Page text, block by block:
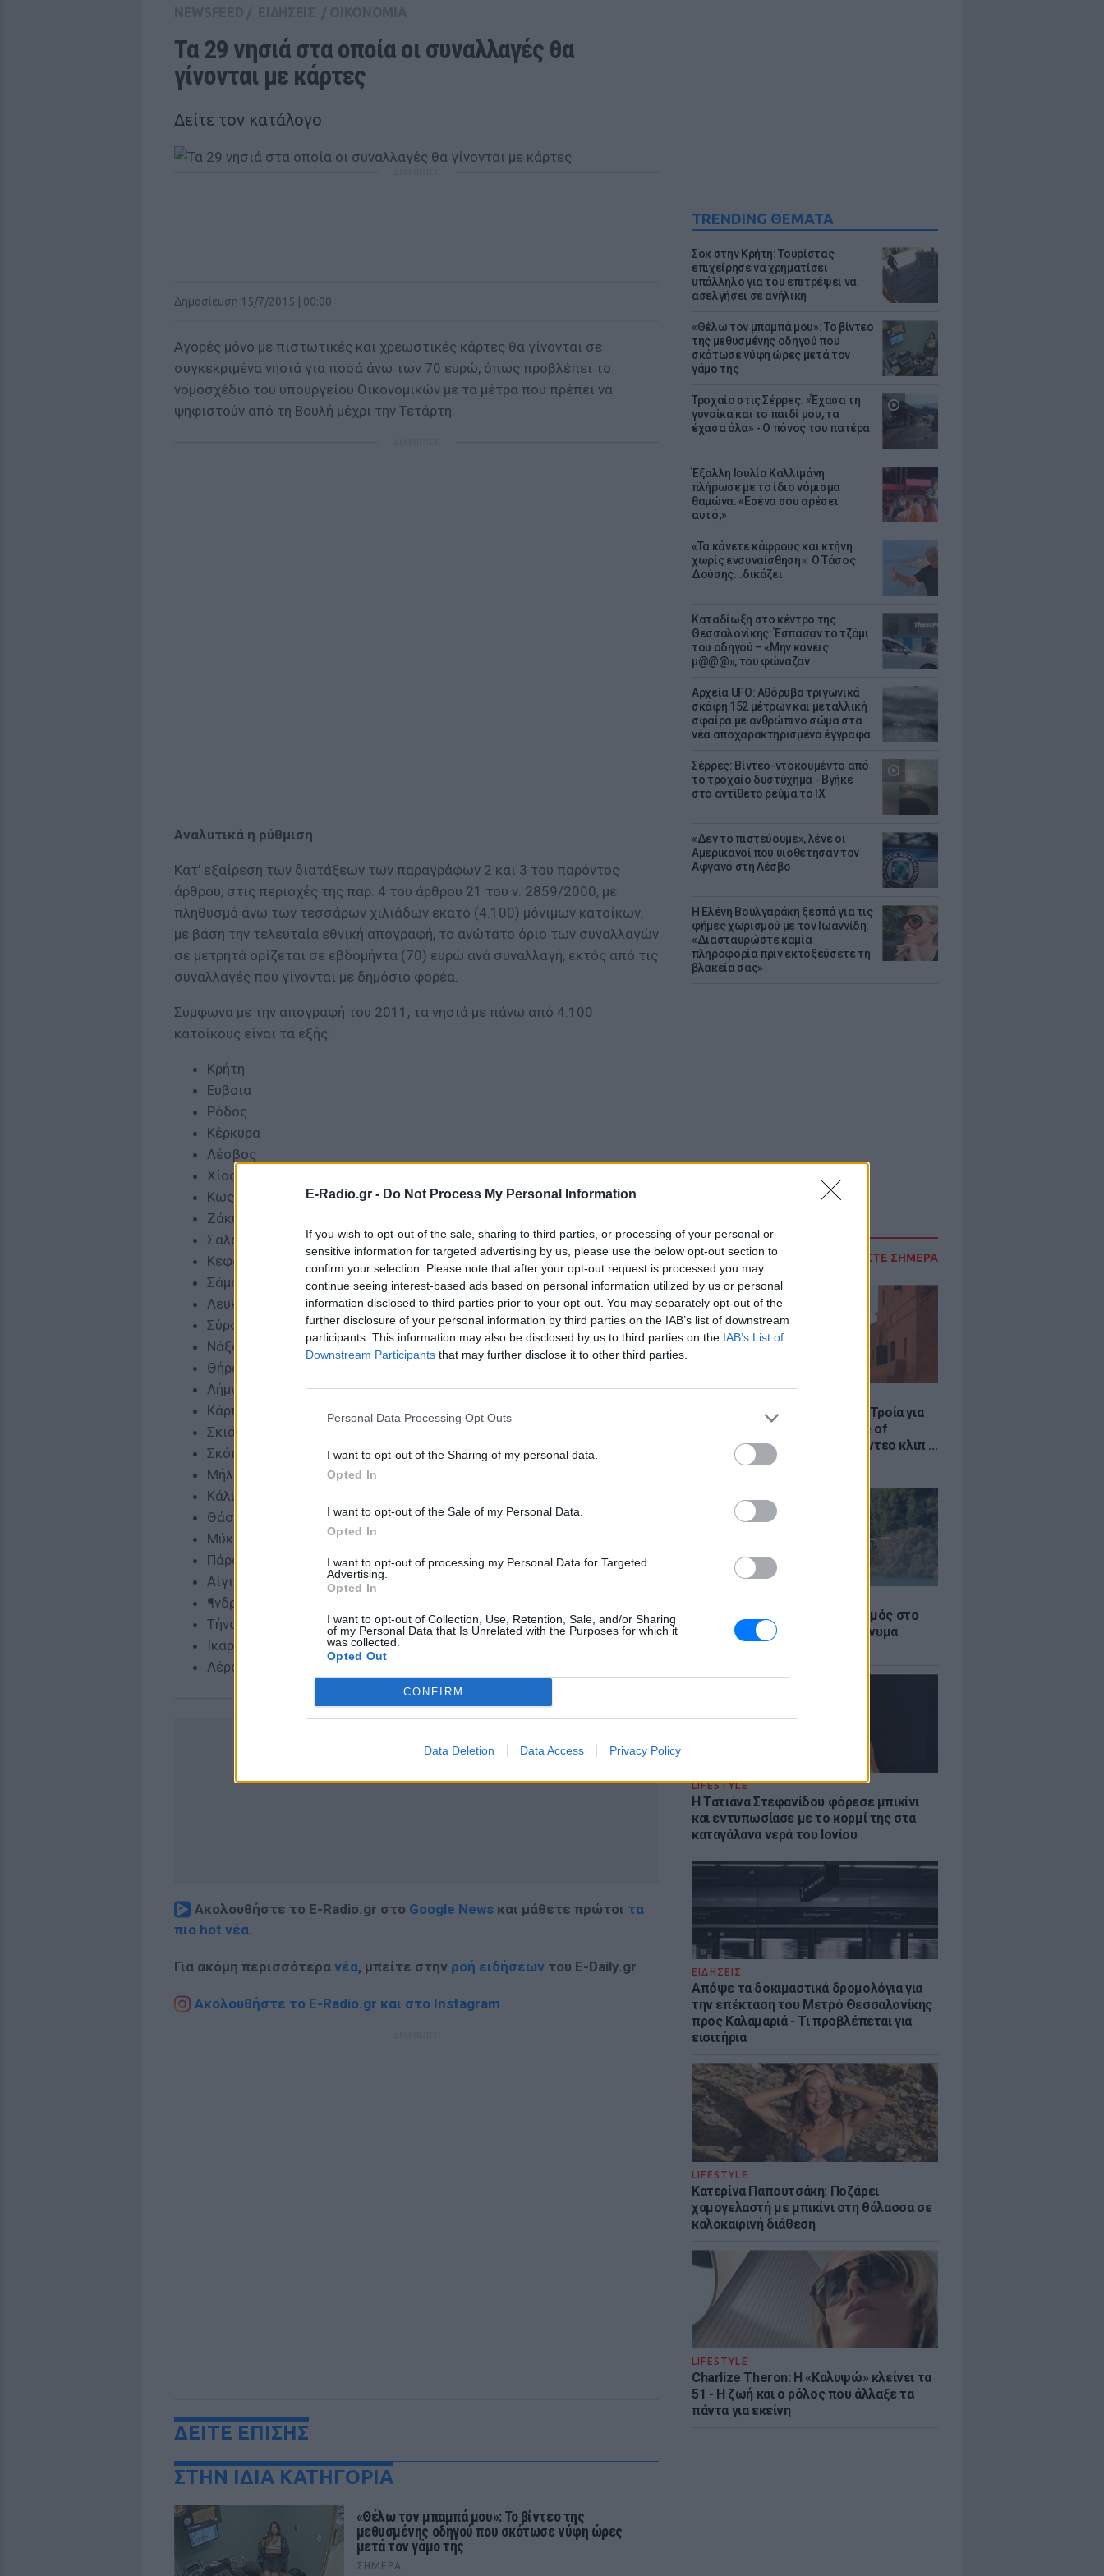
E-Radio.gr - Do Not Process My Personal Information
If you wish to opt-out of the sale, sharing to third parties, or processing of your personal or
sensitive information for targeted advertising by us, please use the below opt-out section to
confirm your selection. Please note that after your opt-out request is processed you may
continue seeing interest-based ads based on personal information utilized by us or personal
information disclosed to third parties prior to your opt-out. You may separately opt-out of the
further disclosure of your personal information by third parties on the IAB’s list of downstream
participants. This information may also be disclosed by us to third parties on the IAB’s List of
Downstream Participants that may further disclose it to other third parties.
Personal Data Processing Opt Outs
I want to opt-out of the Sharing of my personal data.
Opted In
I want to opt-out of the Sale of my Personal Data.
Opted In
I want to opt-out of processing my Personal Data for Targeted
Advertising.
Opted In
I want to opt-out of Collection, Use, Retention, Sale, and/or Sharing
of my Personal Data that Is Unrelated with the Purposes for which it
was collected.
Opted Out
CONFIRM
Data Deletion Data Access Privacy Policy
TRENDING ΘΕΜΑΤΑ
Σοκ στην Κρήτη: Τουρίστας
επιχείρησε να χρηματίσει
υπάλληλο για του επιτρέψει να
ασελγήσει σε ανήλικη
«Θέλω τον μπαμπά μου»: Το βίντεο
της μεθυσμένης οδηγού που
σκότωσε νύφη ώρες μετά τον
γάμο της
Τροχαίο στις Σέρρες: «Έχασα τη
γυναίκα και το παιδί μου, τα
έχασα όλα» - Ο πόνος του πατέρα
Έξαλλη Ιουλία Καλλιμάνη
πλήρωσε με το ίδιο νόμισμα
θαμώνα: «Εσένα σου αρέσει
αυτό;»
«Τα κάνετε κάφρους και κτήνη
χωρίς ενσυναίσθηση»: Ο Τάσος
Δούσης...δικάζει
Καταδίωξη στο κέντρο της
Θεσσαλονίκης: Έσπασαν το τζάμι
του οδηγού – «Μην κάνεις
μ@@@», του φώναζαν
Αρχεία UFO: Αθόρυβα τριγωνικά
σκάφη 152 μέτρων και μεταλλική
σφαίρα με ανθρώπινο σώμα στα
νέα αποχαρακτηρισμένα έγγραφα
Σέρρες: Βίντεο-ντοκουμέντο από
το τροχαίο δυστύχημα - Βγήκε
στο αντίθετο ρεύμα το ΙΧ
«Δεν το πιστεύουμε», λένε οι
Αμερικανοί που υιοθέτησαν τον
Αφγανό στη Λέσβο
Η Ελένη Βουλγαράκη ξεσπά για τις
φήμες χωρισμού με τον Ιωαννίδη:
«Διασταυρώστε καμία
πληροφορία πριν εκτοξεύσετε τη
βλακεία σας»
ΔΙΑΒΑΣΤΕ ΣΗΜΕΡΑ
Το μαροκινό χωριό που έγινε Τροία για
τον Nolan, Yunkai για το Game of
Thrones και σκηνικό για το βίντεο κλιπ ...
της Βανδή
Φωτιά στην Κόρινθο: Συναγερμός στο
Στεφάνι - Εναέρια μέσα και μήνυμα
LIFESTYLE
Η Τατιάνα Στεφανίδου φόρεσε μπικίνι
και εντυπωσίασε με το κορμί της στα
καταγάλανα νερά του Ιονίου
ΕΙΔΗΣΕΙΣ
Απόψε τα δοκιμαστικά δρομολόγια για
την επέκταση του Μετρό Θεσσαλονίκης
προς Καλαμαριά - Τι προβλέπεται για
εισιτήρια
LIFESTYLE
Κατερίνα Παπουτσάκη: Ποζάρει
χαμογελαστή με μπικίνι στη θάλασσα σε
καλοκαιρινή διάθεση
LIFESTYLE
Charlize Theron: Η «Καλυψώ» κλείνει τα
51 - H ζωή και ο ρόλος που άλλαξε τα
πάντα για εκείνη
Τα 29 νησιά στα οποία οι συναλλαγές θα
γίνονται με κάρτες
Δείτε τον κατάλογο
Δημοσίευση 15/7/2015 | 00:00
Αγορές μόνο με πιστωτικές και χρεωστικές κάρτες θα γίνονται σε
συγκεκριμένα νησιά για ποσά άνω των 70 ευρώ, όπως προβλέπει το
νομοσχέδιο του υπουργείου Οικονομικών με τα μέτρα που πρέπει να
ψηφιστούν από τη Βουλή μέχρι την Τετάρτη.
Αναλυτικά η ρύθμιση
Κατ' εξαίρεση των διατάξεων των παραγράφων 2 και 3 του παρόντος
άρθρου, στις περιοχές της παρ. 4 του άρθρου 21 του ν. 2859/2000, με
πληθυσμό άνω των τεσσάρων χιλιάδων εκατό (4.100) μόνιμων κατοίκων,
με βάση την τελευταία εθνική απογραφή, το ανώτατο όριο των συναλλαγών
σε μετρητά ορίζεται σε εβδομήντα (70) ευρώ ανά συναλλαγή, εκτός από τις
συναλλαγές που γίνονται με δημόσιο φορέα.
Σύμφωνα με την απογραφή του 2011, τα νησιά με πάνω από 4.100
κατοίκους είναι τα εξής:
Κρήτη
Εύβοια
Ρόδος
Κέρκυρα
Λέσβος
Χίος
Κως
Ζάκυνθος
Σαλαμίνα
Κεφαλονιά
Σάμος
Λευκάδα
Σύρος
Νάξος
Θήρα
Λήμνος
Κάρπαθος
Σκιάθος
Σκόπελος
Μήλος
Κάλυμνος
Θάσος
Μύκονος
Πάρος
Αίγινα
¶νδρος
Τήνος
Ικαρία
Λέρος
ΔΙΑΦΗΜΙΣΗ
Ακολουθήστε το E-Radio.gr στο Google News και μάθετε πρώτοι τα
πιο hot νέα.
Για ακόμη περισσότερα νέα, μπείτε στην ροή ειδήσεων του E-Daily.gr
Ακολουθήστε το E-Radio.gr και στο Instagram
ΔΕΙΤΕ ΕΠΙΣΗΣ
ΣΤΗΝ ΙΔΙΑ ΚΑΤΗΓΟΡΙΑ
«Θέλω τον μπαμπά μου»: Το βίντεο της
μεθυσμένης οδηγού που σκότωσε νύφη ώρες
μετά τον γάμο της
ΣΉΜΕΡΑ